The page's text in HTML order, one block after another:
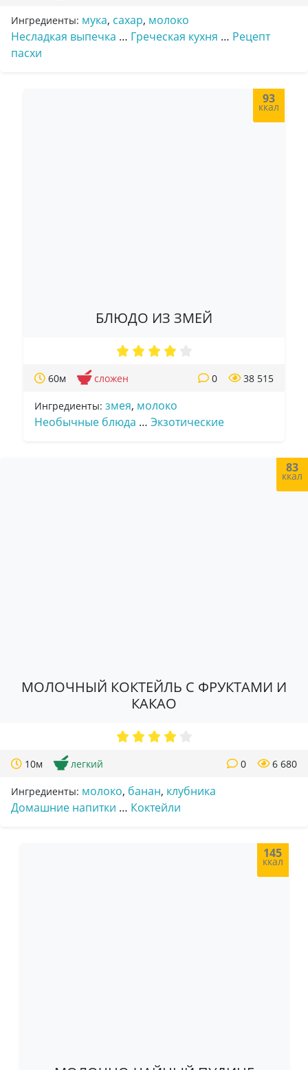
Ингредиенты: мука, сахар, молоко
Несладкая выпечка … Греческая кухня … Рецепт
пасхи
93
ккал
БЛЮДО ИЗ ЗМЕЙ
60м сложен 38 515
0
Ингредиенты: змея, молоко
Необычные блюда … Экзотические
83
ккал
МОЛОЧНЫЙ КОКТЕЙЛЬ С ФРУКТАМИ И
КАКАО
10м легкий 6 680
0
Ингредиенты: молоко, банан, клубника
Домашние напитки … Коктейли
145
ккал